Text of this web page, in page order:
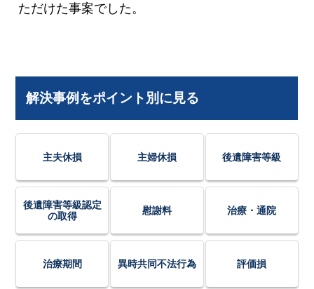
ただけた事案でした。
解決事例をポイント別に見る
主夫休損 主婦休損 後遺障害等級
後遺障害等級認定
の取得
慰謝料 治療・通院
治療期間 異時共同不法行為 評価損